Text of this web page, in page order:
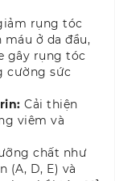
rụng tóc
ở da đầu,
gây rụng tóc
cường sức
Cải thiện
viêm và
chất như
(A, D, E) và